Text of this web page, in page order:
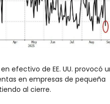
efectivo de EE. UU. provocó
en empresas de pequeña
al cierre.